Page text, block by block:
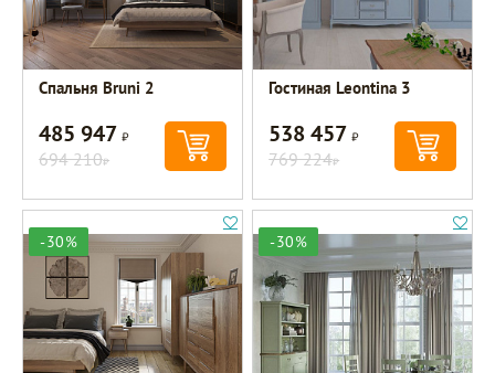
Спальня Bruni 2
485 947Р
694 210Р
Гостиная Leontina 3
538 457Р
769 224Р
-30% -30%